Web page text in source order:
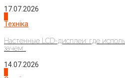
17.07.2026
Техніка
Настенные LCD-дисплеи: где
зачем...
14.07.2026